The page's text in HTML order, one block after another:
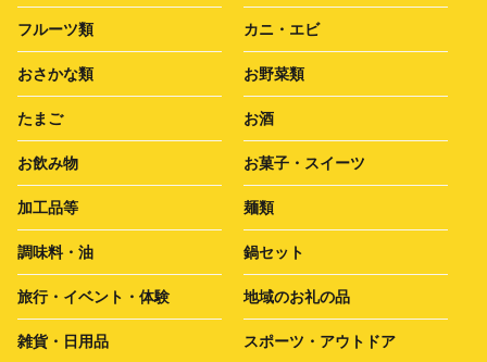
フルーツ類 カニ・エビ
おさかな類 お野菜類
たまご お酒
お飲み物 お菓子・スイーツ
加工品等 麺類
調味料・油 鍋セット
旅行・イベント・体験 地域のお礼の品
雑貨・日用品 スポーツ・アウトドア